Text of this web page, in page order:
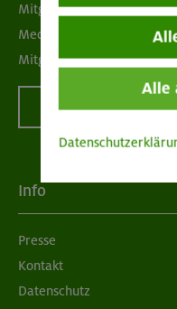
Mitgliedermagazin
Mediadaten
Mitgliedschaft kündigen
Info
Presse
Kontakt
Datenschutz
Alle